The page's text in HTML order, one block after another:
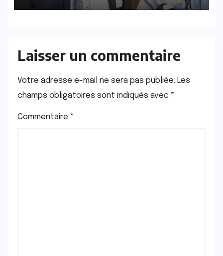
figure dans le rapport
Laisser un commentaire
Votre adresse e-mail ne sera pas publiée. Les
champs obligatoires sont indiqués avec *
Commentaire *